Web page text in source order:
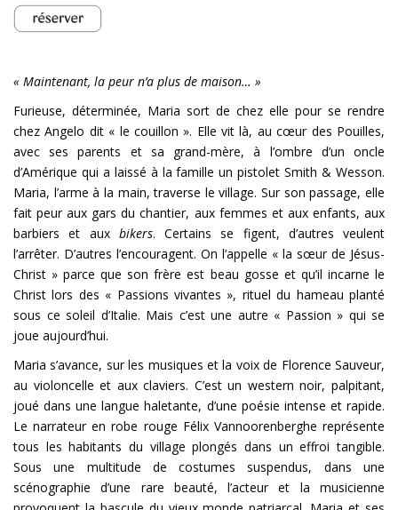
« Maintenant, la peur n’a plus de maison… »
Furieuse, déterminée, Maria sort de chez elle pour se rendre
chez Angelo dit « le couillon ». Elle vit là, au cœur des Pouilles,
avec ses parents et sa grand-mère, à l’ombre d’un oncle
d’Amérique qui a laissé à la famille un pistolet Smith & Wesson.
Maria, l’arme à la main, traverse le village. Sur son passage, elle
fait peur aux gars du chantier, aux femmes et aux enfants, aux
barbiers et aux bikers. Certains se figent, d’autres veulent
l’arrêter. D’autres l’encouragent. On l’appelle « la sœur de Jésus-
Christ » parce que son frère est beau gosse et qu’il incarne le
Christ lors des « Passions vivantes », rituel du hameau planté
sous ce soleil d’Italie. Mais c’est une autre « Passion » qui se
joue aujourd’hui.
Maria s’avance, sur les musiques et la voix de Florence Sauveur,
au violoncelle et aux claviers. C’est un western noir, palpitant,
joué dans une langue haletante, d’une poésie intense et rapide.
Le narrateur en robe rouge Félix Vannoorenberghe représente
tous les habitants du village plongés dans un effroi tangible.
Sous une multitude de costumes suspendus, dans une
scénographie d’une rare beauté, l’acteur et la musicienne